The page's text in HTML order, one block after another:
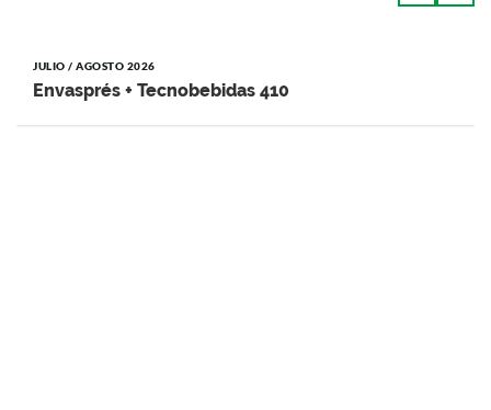
JULIO / AGOSTO 2026
Envasprés + Tecnobebidas 410